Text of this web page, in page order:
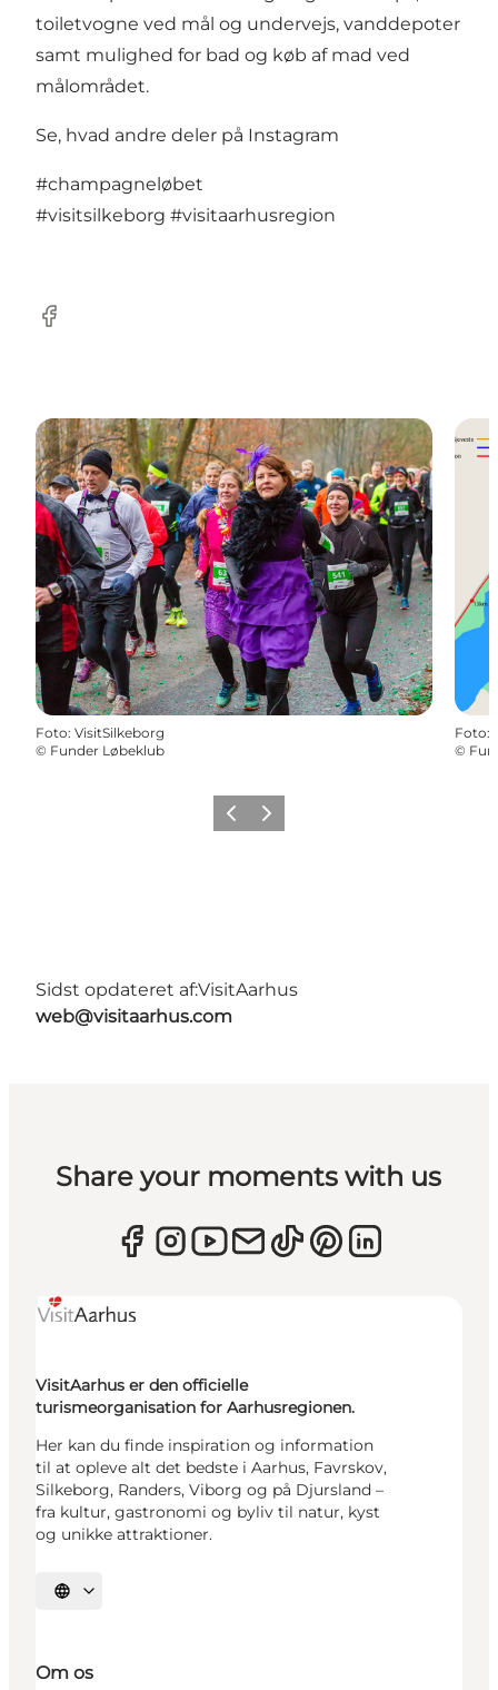
toiletvogne ved mål og undervejs, vanddepoter
samt mulighed for bad og køb af mad ved
målområdet.
Se, hvad andre deler på Instagram
#champagneløbet
#visitsilkeborg #visitaarhusregion
Facebook
Foto: VisitSilkeborg
© Funder Løbeklub
Foto:
©
ForrigeNæste
Sidst opdateret af:VisitAarhus
web@visitaarhus.com
Share your moments with us
VisitAarhus er den officielle
turismeorganisation for Aarhusregionen.
Her kan du finde inspiration og information
til at opleve alt det bedste i Aarhus, Favrskov,
Silkeborg, Randers, Viborg og på Djursland –
fra kultur, gastronomi og byliv til natur, kyst
og unikke attraktioner.
Vælg sprog
Om os